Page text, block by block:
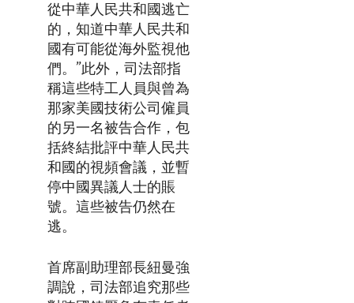
從中華人民共和國逃亡
的，知道中華人民共和
國有可能從海外監視他
們。”此外，司法部指
稱這些特工人員與曾為
那家美國技術公司僱員
的另一名被告合作，包
括終結批評中華人民共
和國的視頻會議，並暫
停中國異議人士的賬
號。這些被告仍然在
逃。
首席副助理部長紐曼強
調說，司法部追究那些